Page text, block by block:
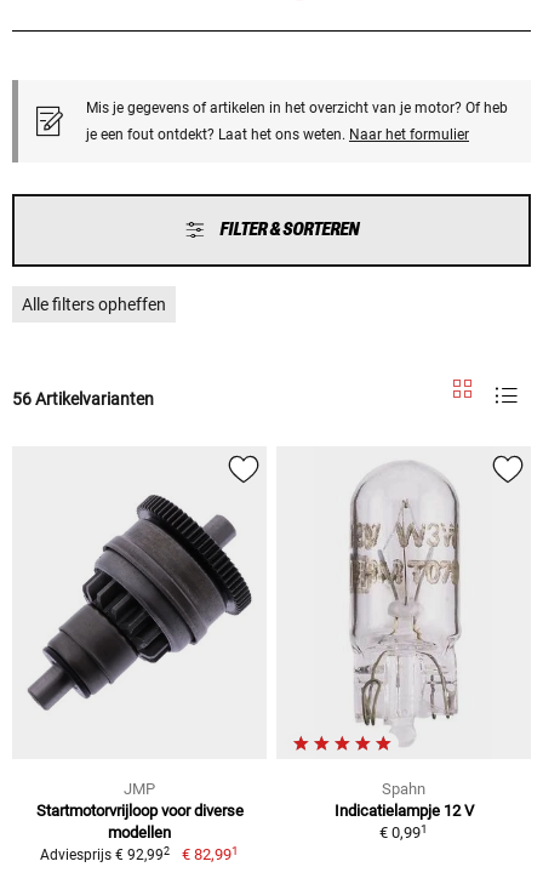
Mis je gegevens of artikelen in het overzicht van je motor? Of heb
je een fout ontdekt? Laat het ons weten. Naar het formulier
FILTER & SORTEREN
Alle filters opheffen
56 Artikelvarianten
JMP
Startmotorvrijloop voor diverse
modellen
Adviesprijs € 92,992 € 82,991
Spahn
Indicatielampje 12 V
€ 0,991